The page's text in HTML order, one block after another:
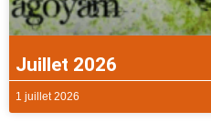
Juillet 2026
1 juillet 2026